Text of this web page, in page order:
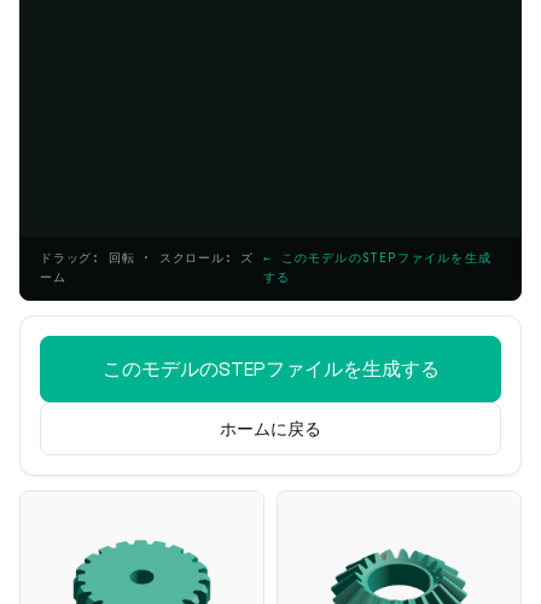
ドラッグ: 回転 · スクロール: ズ
ーム
← このモデルのSTEPファイルを生成
する
このモデルのSTEPファイルを生成する
ホームに戻る